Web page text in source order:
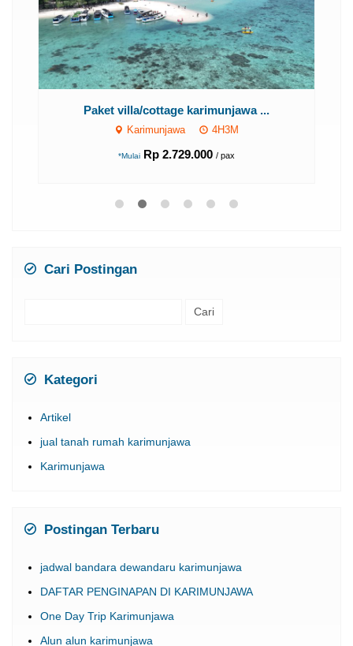
Paket villa/cottage karimunjawa ...
Karimunjawa 4H3M
*Mulai Rp 2.729.000 / pax
Cari Postingan
Kategori
Artikel
jual tanah rumah karimunjawa
Karimunjawa
Postingan Terbaru
jadwal bandara dewandaru karimunjawa
DAFTAR PENGINAPAN DI KARIMUNJAWA
One Day Trip Karimunjawa
Alun alun karimunjawa